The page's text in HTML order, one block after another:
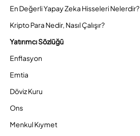
En Değerli Yapay Zeka Hisseleri Nelerdir?
Kripto Para Nedir, Nasıl Çalışır?
Yatırımcı Sözlüğü
Enflasyon
Emtia
Döviz Kuru
Ons
Menkul Kıymet